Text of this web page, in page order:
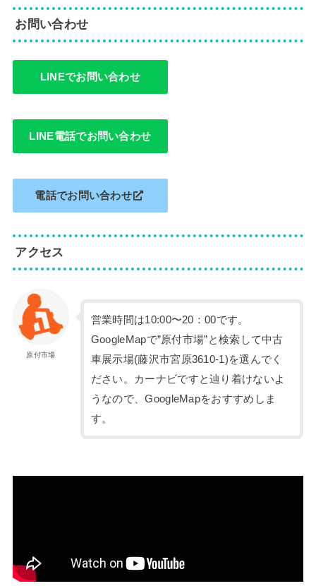
お問い合わせ
LINEでお問い合わせ
LINE電話でお問い合わせ
電話でお問い合わせ
アクセス
原付市場
営業時間は10:00〜20：00です。
GoogleMapで”原付市場”と検索して中古
車展示場(藤沢市宮原3610-1)を選んでく
ださい。カーナビですと辿り着けないよ
うなので、GoogleMapをおすすめしま
す。